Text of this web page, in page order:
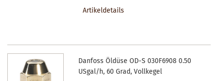
Artikeldetails
Danfoss Öldüse OD-S 030F6908 0.50
USgal/h, 60 Grad, Vollkegel